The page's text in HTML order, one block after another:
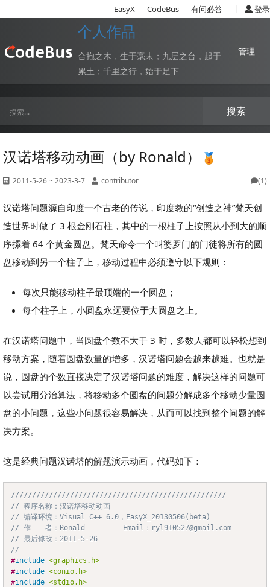
EasyX CodeBus 有问必答 登录
个人作品
合抱之木，生于毫末；九层之台，起于
累土；千里之行，始于足下
管理
汉诺塔移动动画（by Ronald）
2011-5-26 ~ 2023-3-7 contributor (1)
汉诺塔问题源自印度一个古老的传说，印度教的“创造之神”梵天创
造世界时做了 3 根金刚石柱，其中的一根柱子上按照从小到大的顺
序摞着 64 个黄金圆盘。梵天命令一个叫婆罗门的门徒将所有的圆
盘移动到另一个柱子上，移动过程中必须遵守以下规则：
每次只能移动柱子最顶端的一个圆盘；
每个柱子上，小圆盘永远要位于大圆盘之上。
在汉诺塔问题中，当圆盘个数不大于 3 时，多数人都可以轻松想到
移动方案，随着圆盘数量的增多，汉诺塔问题会越来越难。也就是
说，圆盘的个数直接决定了汉诺塔问题的难度，解决这样的问题可
以尝试用分治算法，将移动多个圆盘的问题分解成多个移动少量圆
盘的小问题，这些小问题很容易解决，从而可以找到整个问题的解
决方案。
这是经典问题汉诺塔的解题演示动画，代码如下：
///////////////////////////////////////////////////
// 程序名称：汉诺塔移动动画
// 编译环境：Visual C++ 6.0，EasyX_20130506(beta)
// 作　　者：Ronald         Email：ryl910527@gmail.com
// 最后修改：2011-5-26
//
#include <graphics.h>
#include <conio.h>
#include <stdio.h>
搜索